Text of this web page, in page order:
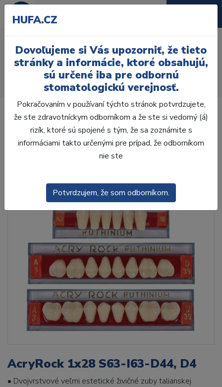
D44, D4
Zuby
AcryRock
AcryRock 1x28 S63-I63-D44, D4
AcryRock 1x28 S63-I63-D44, D4
• Dvojvrstvové veľmi estetické živičné zuby talianskej
HUFA.CZ
Dovoľujeme si Vás upozorniť, že tieto
stránky a informácie, ktoré obsahujú,
sú určené iba pre odbornú
stomatologickú verejnosť.
Pokračovaním v používaní týchto stránok potvrdzujete,
že ste zdravotníckym odborníkom a že ste si vedomý (á)
rizík, ktoré sú spojené s tým, že sa zoznámite s
informáciami takto určenými pre prípad, že odborníkom
nie ste
Potvrdzujem, že som odborníkom.